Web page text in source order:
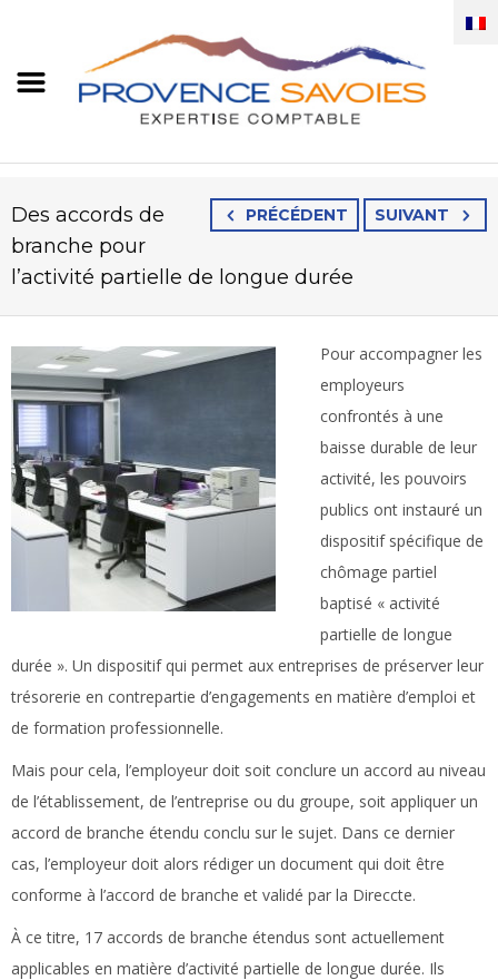
PRÉCÉDENT SUIVANT
Des accords de
branche pour
l’activité partielle de longue durée
Pour accompagner les
employeurs
confrontés à une
baisse durable de leur
activité, les pouvoirs
publics ont instauré un
dispositif spécifique de
chômage partiel
baptisé « activité
partielle de longue
durée ». Un dispositif qui permet aux entreprises de préserver leur
trésorerie en contrepartie d’engagements en matière d’emploi et
de formation professionnelle.
Mais pour cela, l’employeur doit soit conclure un accord au niveau
de l’établissement, de l’entreprise ou du groupe, soit appliquer un
accord de branche étendu conclu sur le sujet. Dans ce dernier
cas, l’employeur doit alors rédiger un document qui doit être
conforme à l’accord de branche et validé par la Direccte.
À ce titre, 17 accords de branche étendus sont actuellement
applicables en matière d’activité partielle de longue durée. Ils